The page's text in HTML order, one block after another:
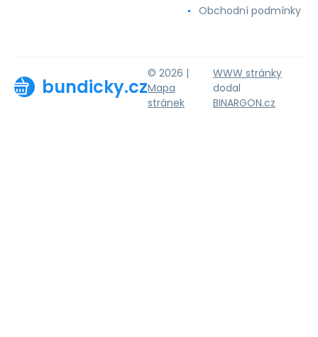
Obchodní podmínky
bundicky.cz
© 2026 |
Mapa
stránek
WWW stránky
dodal
BINARGON.cz